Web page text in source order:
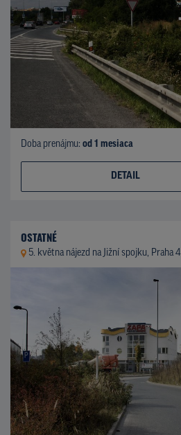
Doba prenájmu: od 1 mesiaca
DETAIL
OSTATNÉ
5. května nájezd na Jižní spojku, Praha 4